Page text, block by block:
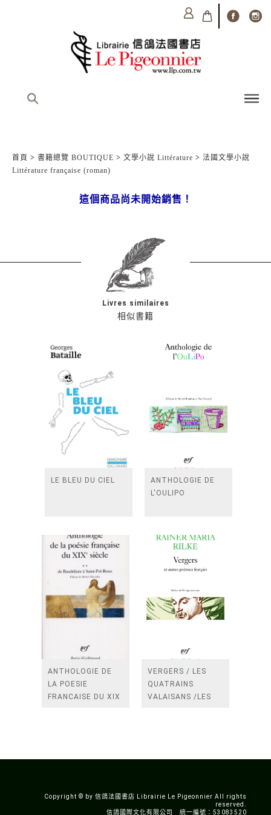
首頁 > 書籍總覽 BOUTIQUE > 文學小說 Littérature > 法國文學小說
Littérature française (roman)
這個商品尚未開始銷售！
相似書籍
Livres similaires
LE BLEU DU CIEL
ANTHOLOGIE DE
L'OULIPO
ANTHOLOGIE DE
LA POESIE
FRANCAISE DU XIX
VERGERS / LES
QUATRAINS
VALAISANS /LES
Copyright © by 信鴿法國書店 Librairie Le Pigeonnier All rights
reserved.
信鴿國際文化有限公司 統一編號：53083520